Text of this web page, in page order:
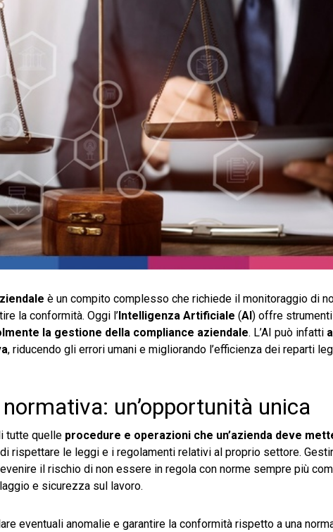
è un compito complesso che richiede il monitoraggio di
la conformità. Oggi l’ Intelligenza Artificiale (AI ) offre strumenti
la gestione della compliance aziendale. L’AI può infatti
, riducendo gli errori umani e migliorando l’efficienza dei reparti
un’opportunità unica
tutte quelle procedure e operazioni che un’azienda deve
rispettare le leggi e i regolamenti relativi al proprio settore.
il rischio di non essere in regola con norme sempre più
e sicurezza sul lavoro.
eventuali anomalie e garantire la conformità rispetto a una